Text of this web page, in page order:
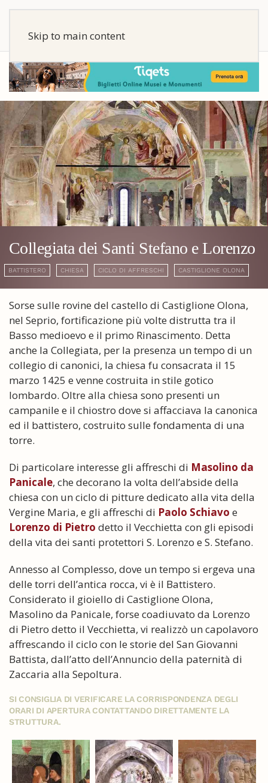
Skip to main content
Collegiata dei Santi Stefano e Lorenzo
BATTISTERO CHIESA CICLO DI AFFRESCHI CASTIGLIONE OLONA
Sorse sulle rovine del castello di Castiglione Olona,
nel Seprio, fortificazione più volte distrutta tra il
Basso medioevo e il primo Rinascimento. Detta
anche la Collegiata, per la presenza un tempo di un
collegio di canonici, la chiesa fu consacrata il 15
marzo 1425 e venne costruita in stile gotico
lombardo. Oltre alla chiesa sono presenti un
campanile e il chiostro dove si affacciava la canonica
ed il battistero, costruito sulle fondamenta di una
torre.
Di particolare interesse gli affreschi di Masolino da
Panicale, che decorano la volta dell’abside della
chiesa con un ciclo di pitture dedicato alla vita della
Vergine Maria, e gli affreschi di Paolo Schiavo e
Lorenzo di Pietro detto il Vecchietta con gli episodi
della vita dei santi protettori S. Lorenzo e S. Stefano.
Annesso al Complesso, dove un tempo si ergeva una
delle torri dell’antica rocca, vi è il Battistero.
Considerato il gioiello di Castiglione Olona,
Masolino da Panicale, forse coadiuvato da Lorenzo
di Pietro detto il Vecchietta, vi realizzò un capolavoro
affrescando il ciclo con le storie del San Giovanni
Battista, dall’atto dell’Annuncio della paternità di
Zaccaria alla Sepoltura.
SI CONSIGLIA DI VERIFICARE LA CORRISPONDENZA DEGLI
ORARI DI APERTURA CONTATTANDO DIRETTAMENTE LA
STRUTTURA.